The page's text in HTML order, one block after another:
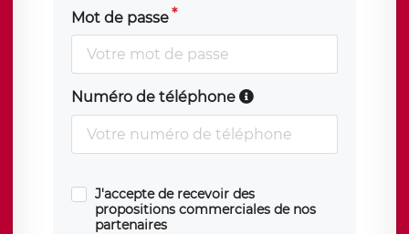
Mot de passe
Numéro de téléphone
J'accepte de recevoir des
propositions commerciales de nos
partenaires